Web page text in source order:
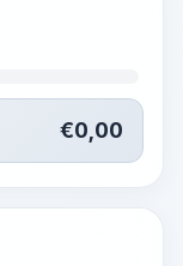
€0,00